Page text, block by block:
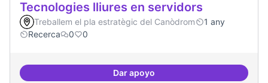
Tecnologies lliures en servidors
Treballem el pla estratègic del Canòdrom
1 any
Recerca
0 0
Dar apoyoTecnologies lliures en servidors